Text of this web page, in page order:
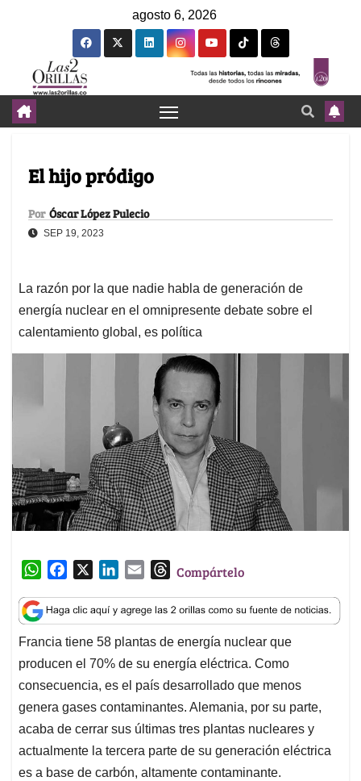
agosto 6, 2026
El hijo pródigo
Por Óscar López Pulecio
SEP 19, 2023
La razón por la que nadie habla de generación de
energía nuclear en el omnipresente debate sobre el
calentamiento global, es política
W
a
t
s
A
p
p
c
e
b
o
o
k
n
k
e
d
I
n
a
i
l
T
r
e
a
d
s
Compártelo
Francia tiene 58 plantas de energía nuclear que
producen el 70% de su energía eléctrica. Como
consecuencia, es el país desarrollado que menos
genera gases contaminantes. Alemania, por su parte,
acaba de cerrar sus últimas tres plantas nucleares y
actualmente la tercera parte de su generación eléctrica
es a base de carbón, altamente contaminante.